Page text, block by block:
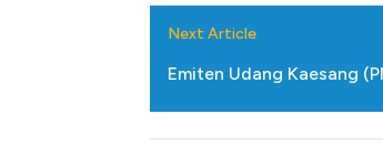
Next Article
Emiten Udang Kaesang